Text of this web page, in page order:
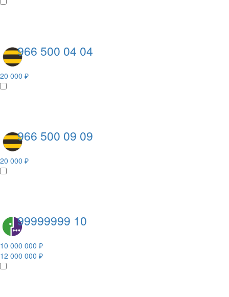
966 500 04 04
20 000 ₽
966 500 09 09
20 000 ₽
99999999 10
10 000 000 ₽
12 000 000 ₽